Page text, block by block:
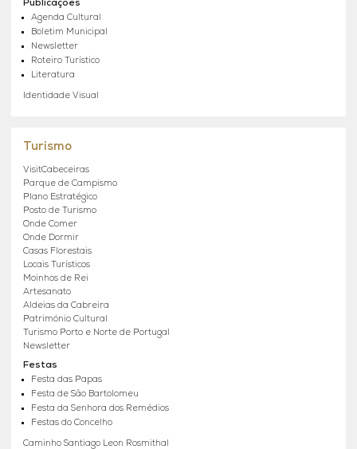
Publicações
Agenda Cultural
Boletim Municipal
Newsletter
Roteiro Turístico
Literatura
Identidade Visual
Turismo
VisitCabeceiras
Parque de Campismo
Plano Estratégico
Posto de Turismo
Onde Comer
Onde Dormir
Casas Florestais
Locais Turísticos
Moinhos de Rei
Artesanato
Aldeias da Cabreira
Património Cultural
Turismo Porto e Norte de Portugal
Newsletter
Festas
Festa das Papas
Festa de São Bartolomeu
Festa da Senhora dos Remédios
Festas do Concelho
Caminho Santiago Leon Rosmithal